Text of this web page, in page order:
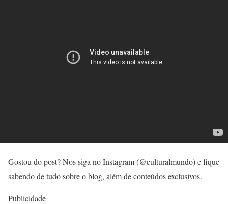
Gostou do post? Nos siga no Instagram (@culturalmundo) e fique
sabendo de tudo sobre o blog, além de conteúdos exclusivos.
Publicidade